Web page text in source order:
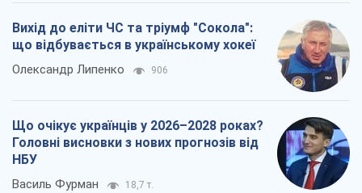
Вихід до еліти ЧС та тріумф "Сокола":
що відбувається в українському хокеї
Олександр Липенко 906
Що очікує українців у 2026–2028 роках?
Головні висновки з нових прогнозів від
НБУ
Василь Фурман 18,7 т.